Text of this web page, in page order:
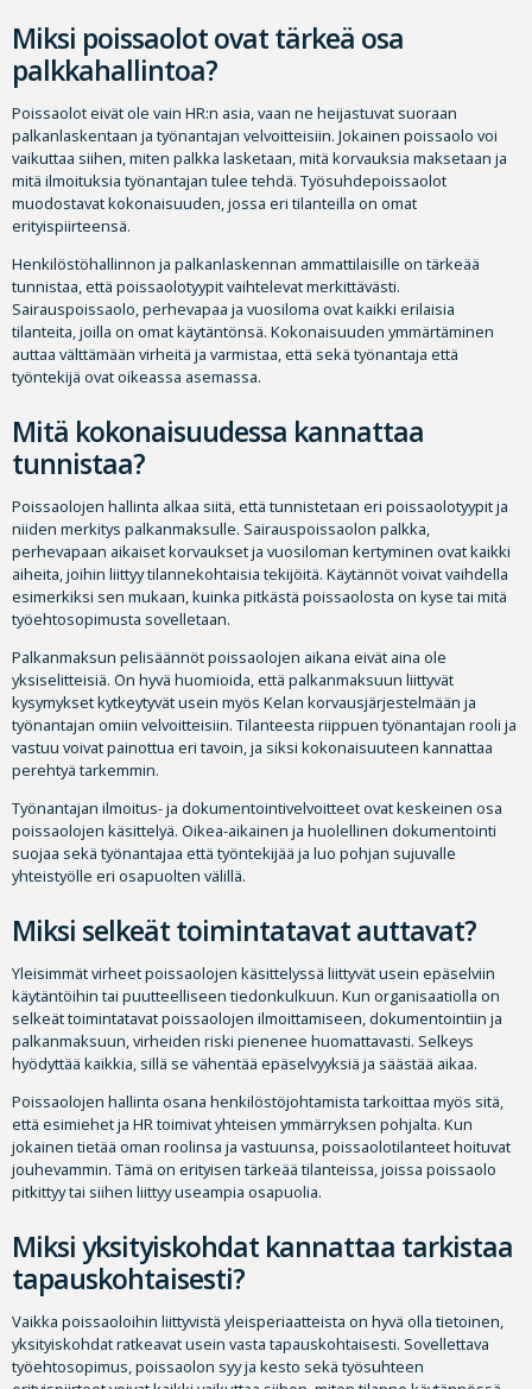
Miksi poissaolot ovat tärkeä osa
palkkahallintoa?
Poissaolot eivät ole vain HR:n asia, vaan ne heijastuvat suoraan
palkanlaskentaan ja työnantajan velvoitteisiin. Jokainen poissaolo voi
vaikuttaa siihen, miten palkka lasketaan, mitä korvauksia maksetaan ja
mitä ilmoituksia työnantajan tulee tehdä. Työsuhdepoissaolot
muodostavat kokonaisuuden, jossa eri tilanteilla on omat
erityispiirteensä.
Henkilöstöhallinnon ja palkanlaskennan ammattilaisille on tärkeää
tunnistaa, että poissaolotyypit vaihtelevat merkittävästi.
Sairauspoissaolo, perhevapaa ja vuosiloma ovat kaikki erilaisia
tilanteita, joilla on omat käytäntönsä. Kokonaisuuden ymmärtäminen
auttaa välttämään virheitä ja varmistaa, että sekä työnantaja että
työntekijä ovat oikeassa asemassa.
Mitä kokonaisuudessa kannattaa
tunnistaa?
Poissaolojen hallinta alkaa siitä, että tunnistetaan eri poissaolotyypit ja
niiden merkitys palkanmaksulle. Sairauspoissaolon palkka,
perhevapaan aikaiset korvaukset ja vuosiloman kertyminen ovat kaikki
aiheita, joihin liittyy tilannekohtaisia tekijöitä. Käytännöt voivat vaihdella
esimerkiksi sen mukaan, kuinka pitkästä poissaolosta on kyse tai mitä
työehtosopimusta sovelletaan.
Palkanmaksun pelisäännöt poissaolojen aikana eivät aina ole
yksiselitteisiä. On hyvä huomioida, että palkanmaksuun liittyvät
kysymykset kytkeytyvät usein myös Kelan korvausjärjestelmään ja
työnantajan omiin velvoitteisiin. Tilanteesta riippuen työnantajan rooli ja
vastuu voivat painottua eri tavoin, ja siksi kokonaisuuteen kannattaa
perehtyä tarkemmin.
Työnantajan ilmoitus- ja dokumentointivelvoitteet ovat keskeinen osa
poissaolojen käsittelyä. Oikea-aikainen ja huolellinen dokumentointi
suojaa sekä työnantajaa että työntekijää ja luo pohjan sujuvalle
yhteistyölle eri osapuolten välillä.
Miksi selkeät toimintatavat auttavat?
Yleisimmät virheet poissaolojen käsittelyssä liittyvät usein epäselviin
käytäntöihin tai puutteelliseen tiedonkulkuun. Kun organisaatiolla on
selkeät toimintatavat poissaolojen ilmoittamiseen, dokumentointiin ja
palkanmaksuun, virheiden riski pienenee huomattavasti. Selkeys
hyödyttää kaikkia, sillä se vähentää epäselvyyksiä ja säästää aikaa.
Poissaolojen hallinta osana henkilöstöjohtamista tarkoittaa myös sitä,
että esimiehet ja HR toimivat yhteisen ymmärryksen pohjalta. Kun
jokainen tietää oman roolinsa ja vastuunsa, poissaolotilanteet hoituvat
jouhevammin. Tämä on erityisen tärkeää tilanteissa, joissa poissaolo
pitkittyy tai siihen liittyy useampia osapuolia.
Miksi yksityiskohdat kannattaa tarkistaa
tapauskohtaisesti?
Vaikka poissaoloihin liittyvistä yleisperiaatteista on hyvä olla tietoinen,
yksityiskohdat ratkeavat usein vasta tapauskohtaisesti. Sovellettava
työehtosopimus, poissaolon syy ja kesto sekä työsuhteen